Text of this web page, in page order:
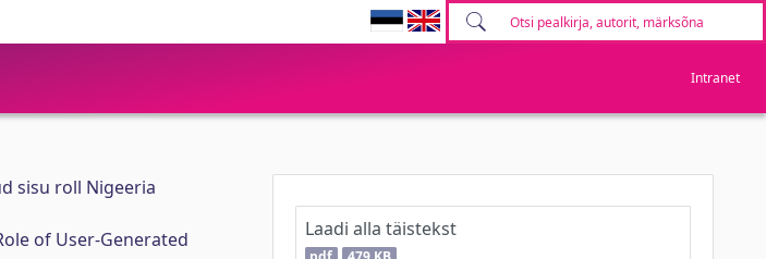
Intranet
sisu roll Nigeeria
of User-Generated
Laadi alla täistekst